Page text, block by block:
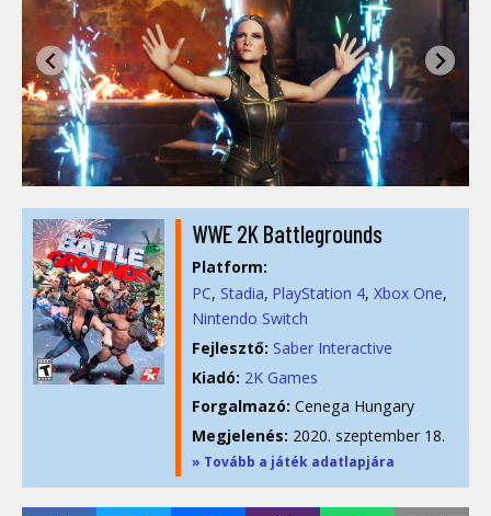
WWE 2K Battlegrounds
Platform:
PC Stadia PlayStation 4 Xbox One
Nintendo Switch
Fejlesztő: Saber Interactive
Kiadó: 2K Games
Forgalmazó: Cenega Hungary
Megjelenés: 2020. szeptember 18.
» Tovább a játék adatlapjára